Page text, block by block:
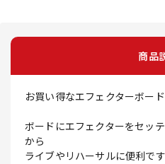
商品
お買い得なエフェクターボード
ボードにエフェクターをセッ
から
ライブやリハーサルに便利で